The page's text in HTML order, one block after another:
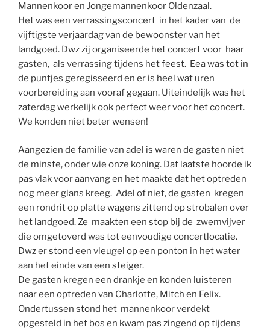
Mannenkoor en Jongemannenkoor Oldenzaal.
Het was een verrassingsconcert in het kader van de
vijftigste verjaardag van de bewoonster van het
landgoed. Dwz zij organiseerde het concert voor haar
gasten, als verrassing tijdens het feest. Eea was tot in
de puntjes geregisseerd en er is heel wat uren
voorbereiding aan vooraf gegaan. Uiteindelijk was het
zaterdag werkelijk ook perfect weer voor het concert.
We konden niet beter wensen!
Aangezien de familie van adel is waren de gasten niet
de minste, onder wie onze koning. Dat laatste hoorde ik
pas vlak voor aanvang en het maakte dat het optreden
nog meer glans kreeg. Adel of niet, de gasten kregen
een rondrit op platte wagens zittend op strobalen over
het landgoed. Ze maakten een stop bij de zwemvijver
die omgetoverd was tot eenvoudige concertlocatie.
Dwz er stond een vleugel op een ponton in het water
aan het einde van een steiger.
De gasten kregen een drankje en konden luisteren
naar een optreden van Charlotte, Mitch en Felix.
Ondertussen stond het mannenkoor verdekt
opgesteld in het bos en kwam pas zingend op tijdens